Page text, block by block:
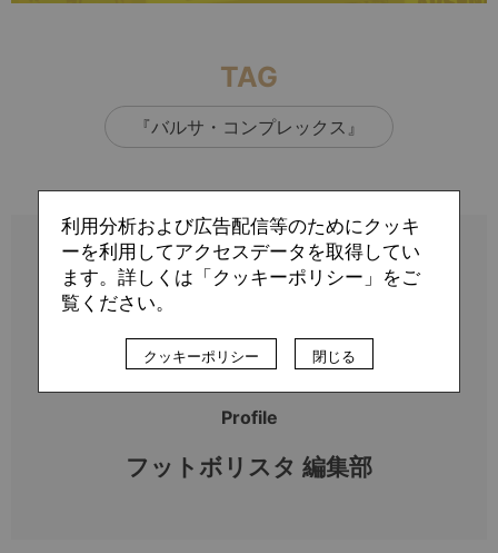
TAG
『バルサ・コンプレックス』
Profile
フットボリスタ 編集部
利用分析および広告配信等のためにクッキ
ーを利用してアクセスデータを取得してい
ます。詳しくは「クッキーポリシー」をご
覧ください。
クッキーポリシー 閉じる